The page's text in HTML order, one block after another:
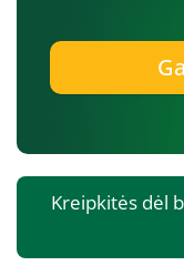
Kreipkitės dėl